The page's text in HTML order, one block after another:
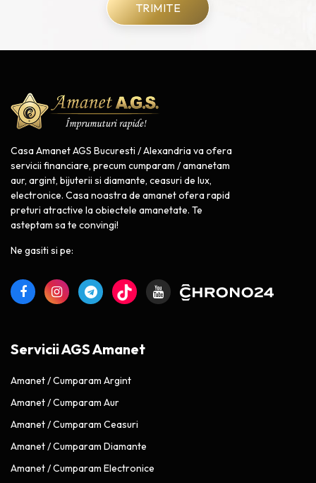
TRIMITE
Casa Amanet AGS Bucuresti / Alexandria va ofera
servicii financiare, precum cumparam / amanetam
aur, argint, bijuterii si diamante, ceasuri de lux,
electronice. Casa noastra de amanet ofera rapid
preturi atractive la obiectele amanetate. Te
asteptam sa te convingi!
Ne gasiti si pe:
Servicii AGS Amanet
Amanet / Cumparam Argint
Amanet / Cumparam Aur
Amanet / Cumparam Ceasuri
Amanet / Cumparam Diamante
Amanet / Cumparam Electronice